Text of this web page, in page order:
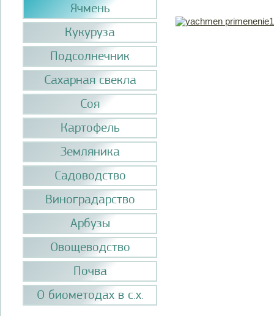
Ячмень
Кукуруза
Подсолнечник
Сахарная свекла
Соя
Картофель
Земляника
Садоводство
Виноградарство
Арбузы
Овощеводство
Почва
О биометодах в с.х.